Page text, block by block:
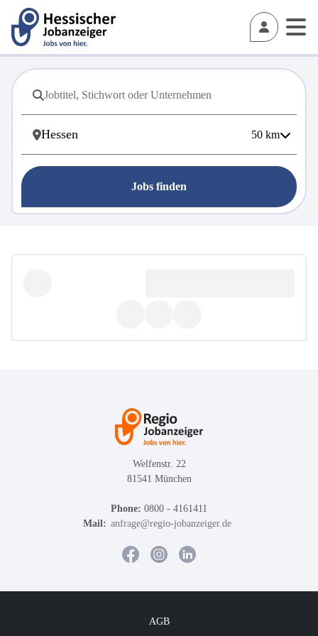
50 km
Jobs finden
Welfenstr. 22
81541 München
Phone: 0800 - 4161411
Mail: anfrage@regio-jobanzeiger.de
AGB